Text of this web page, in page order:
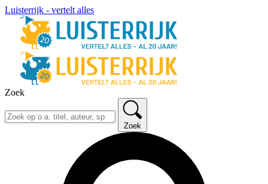
Luisterrijk - vertelt alles
Zoek
Zoek